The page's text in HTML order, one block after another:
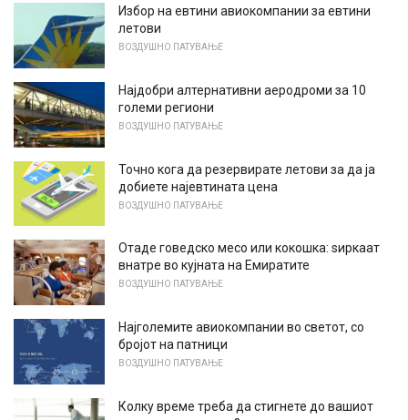
Избор на евтини авиокомпании за евтини
летови
ВОЗДУШНО ПАТУВАЊЕ
Најдобри алтернативни аеродроми за 10
големи региони
ВОЗДУШНО ПАТУВАЊЕ
Точно кога да резервирате летови за да ја
добиете најевтината цена
ВОЗДУШНО ПАТУВАЊЕ
Отаде говедско месо или кокошка: ѕиркаат
внатре во кујната на Емиратите
ВОЗДУШНО ПАТУВАЊЕ
Најголемите авиокомпании во светот, со
бројот на патници
ВОЗДУШНО ПАТУВАЊЕ
Колку време треба да стигнете до вашиот